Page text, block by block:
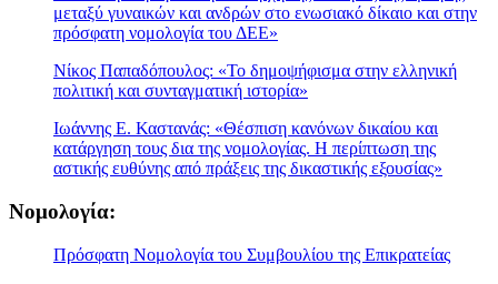
μεταξύ γυναικών και ανδρών στο ενωσιακό δίκαιο και στην
πρόσφατη νομολογία του ΔΕΕ»
Νίκος Παπαδόπουλος: «Το δημοψήφισμα στην ελληνική
πολιτική και συνταγματική ιστορία»
Ιωάννης Ε. Καστανάς: «Θέσπιση κανόνων δικαίου και
κατάργηση τους δια της νομολογίας. Η περίπτωση της
αστικής ευθύνης από πράξεις της δικαστικής εξουσίας»
Νομολογία:
Πρόσφατη Νομολογία του Συμβουλίου της Επικρατείας